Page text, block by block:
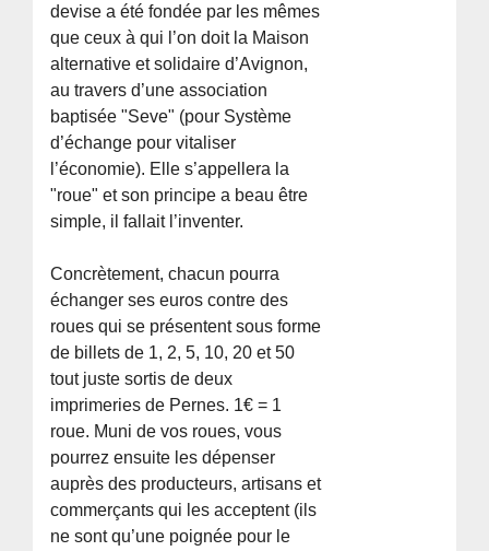
devise a été fondée par les mêmes
que ceux à qui l’on doit la Maison
alternative et solidaire d’Avignon,
au travers d’une association
baptisée "Seve" (pour Système
d’échange pour vitaliser
l’économie). Elle s’appellera la
"roue" et son principe a beau être
simple, il fallait l’inventer.
Concrètement, chacun pourra
échanger ses euros contre des
roues qui se présentent sous forme
de billets de 1, 2, 5, 10, 20 et 50
tout juste sortis de deux
imprimeries de Pernes. 1€ = 1
roue. Muni de vos roues, vous
pourrez ensuite les dépenser
auprès des producteurs, artisans et
commerçants qui les acceptent (ils
ne sont qu’une poignée pour le